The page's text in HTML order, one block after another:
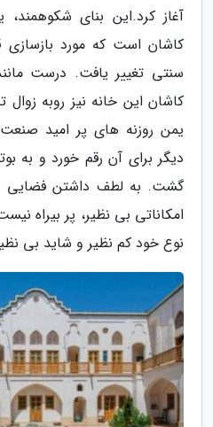
آغاز کرد.این بنای
کاشان است که مورد بازسازی
سنتی تغییر یافت. درست
کاشان این خانه نیز روبه زوال
یمن روزنه های پر امید صنعت
دیگر برای آن رقم خورد و به
گشت. به لطف داشتن فضایی
امکاناتی بی نظیر، پر بیراه
نوع خود کم نظیر و شاید بی